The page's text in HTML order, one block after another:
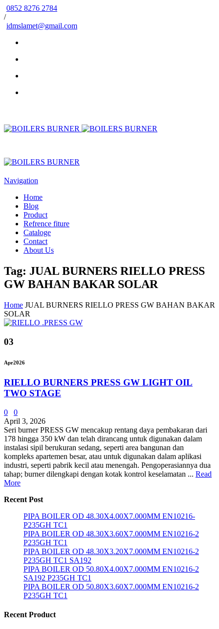
0852 8276 2784
/
idmslamet@gmail.com
Navigation
Home
Blog
Product
Refrence fiture
Cataloge
Contact
About Us
Tag: JUAL BURNERS RIELLO PRESS
GW BAHAN BAKAR SOLAR
Home JUAL BURNERS RIELLO PRESS GW BAHAN BAKAR
SOLAR
03
Apr2026
RIELLO BURNERS PRESS GW LIGHT OIL
TWO STAGE
0
0
April 3, 2026
Seri burner PRESS GW mencakup rentang daya pembakaran dari
178 hingga 350 kW dan telah dirancang untuk digunakan dalam
instalasi sipil berukuran sedang, seperti area bangunan dan
kompleks apartemen besar, atau untuk digunakan dalam aplikasi
industri, seperti pabrik kecil atau menengah. Pengoperasiannya dua
tahap; burner dilengkapi dengan kotak kontrol keselamatan ... Read
More
Recent Post
PIPA BOILER OD 48.30X4.00X7.000MM EN10216-
P235GH TC1
PIPA BOILER OD 48.30X3.60X7.000MM EN10216-2
P235GH TC1
PIPA BOILER OD 48.30X3.20X7.000MM EN10216-2
P235GH TC1 SA192
PIPA BOILER OD 50.80X4.00X7.000MM EN10216-2
SA192 P235GH TC1
PIPA BOILER OD 50.80X3.60X7.000MM EN10216-2
P235GH TC1
Recent Product